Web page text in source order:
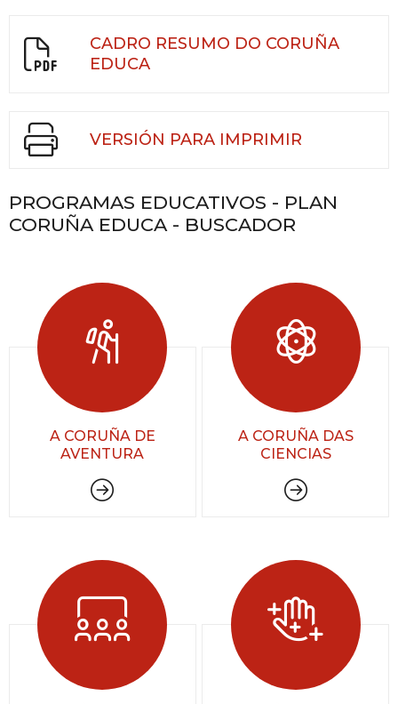
CADRO RESUMO DO CORUÑA
EDUCA
VERSIÓN PARA IMPRIMIR
PROGRAMAS EDUCATIVOS - PLAN
CORUÑA EDUCA - BUSCADOR
A CORUÑA DE
AVENTURA
A CORUÑA DAS
CIENCIAS